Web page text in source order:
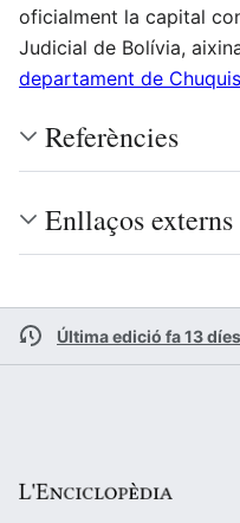
oficialment la capital
Judicial de Bolívia,
departament de
Referències
Enllaços externs
Última edició fa 13 díes